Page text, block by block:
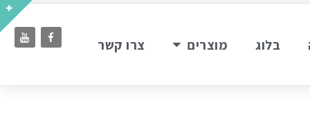
בלוג מוצרים צרו קשר